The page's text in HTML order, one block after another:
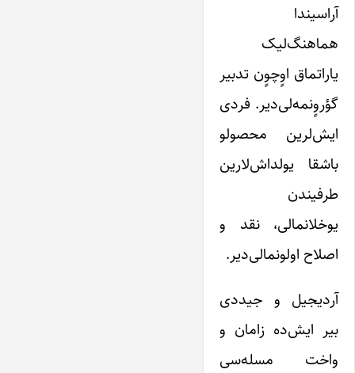
آراسیندا
هماهنگ‌لیک
یاراتماق اوٍچوٍن تدبیر
گؤروٍنمه‌لی‌دیر. فردی
ایش‌لرین محصولو
باشقا یولداش‌لارین
طرفیندن
یوخلانمالی، نقد و
اصلاح اولونمالی‌دیر.
آردیجیل و جیددی
بیر ایش‌ده زامان و
واخت مسله‌سی